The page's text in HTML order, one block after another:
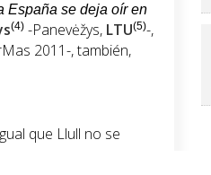
España se deja oír en
(4) -Panevėžys, LTU(5)-,
2011-, también,
que Llull no se